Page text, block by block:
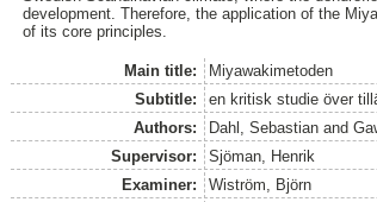
development. Therefore, the application of the
of its core principles.
Main title:
Miyawakimetoden
Subtitle:
en kritisk studie över
Authors:
Dahl, Sebastianand
Supervisor:
Sjöman, Henrik
Examiner:
Wiström, Björn